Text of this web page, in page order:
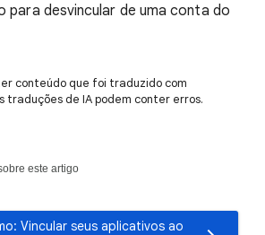
para desvincular de uma conta do
conteúdo que foi traduzido com
traduções de IA podem conter erros.
este artigo
Vincular seus aplicativos ao